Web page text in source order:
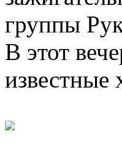
группы
В этот
известные